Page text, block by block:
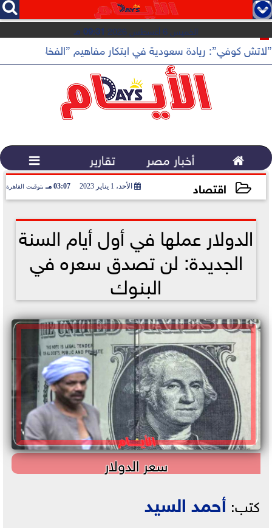
   
الخميس 6 أغسطس 2026 09:31 مـ
”لاتش كوفي”: ريادة سعودية في ابتكار مفاهيم ”الفخامة
 أخبار مصر تقارير 
اقتصاد الأحد، 1 يناير 2023 03:07 مـ بتوقيت القاهرة
الدولار عملها في أول أيام السنة
الجديدة: لن تصدق سعره في
البنوك
سعر الدولار
كتب: أحمد السيد